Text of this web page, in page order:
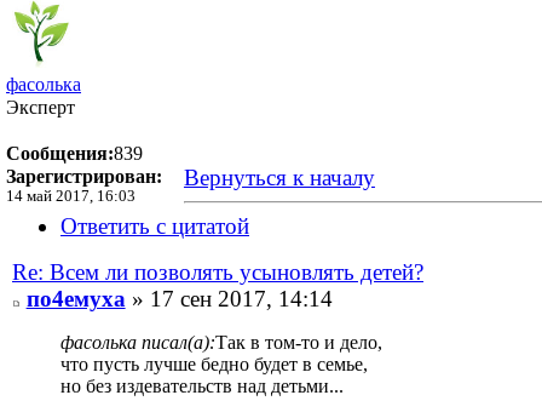
фасолька
Эксперт
Сообщения:839
Зарегистрирован:
14 май 2017, 16:03
Вернуться к началу
Ответить с цитатой
Re: Всем ли позволять усыновлять детей?
по4емуха» 17 сен 2017, 14:14
фасолька писал(а):Так в том-то и дело,
что пусть лучше бедно будет в семье,
но без издевательств над детьми...